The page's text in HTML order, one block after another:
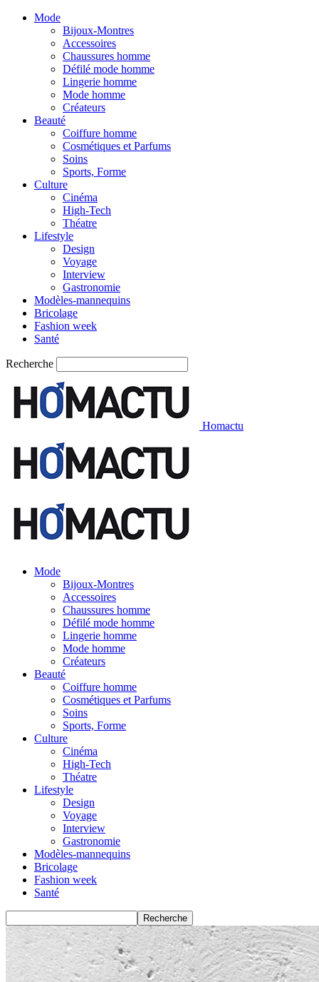
Mode
Bijoux-Montres
Accessoires
Chaussures homme
Défilé mode homme
Lingerie homme
Mode homme
Créateurs
Beauté
Coiffure homme
Cosmétiques et Parfums
Soins
Sports, Forme
Culture
Cinéma
High-Tech
Théatre
Lifestyle
Design
Voyage
Interview
Gastronomie
Modèles-mannequins
Bricolage
Fashion week
Santé
Recherche
Homactu
Mode
Bijoux-Montres
Accessoires
Chaussures homme
Défilé mode homme
Lingerie homme
Mode homme
Créateurs
Beauté
Coiffure homme
Cosmétiques et Parfums
Soins
Sports, Forme
Culture
Cinéma
High-Tech
Théatre
Lifestyle
Design
Voyage
Interview
Gastronomie
Modèles-mannequins
Bricolage
Fashion week
Santé